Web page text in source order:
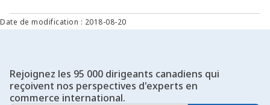
Date de modification : 2018-08-20
Rejoignez les 95 000 dirigeants canadiens qui
reçoivent nos perspectives d'experts en
commerce international.